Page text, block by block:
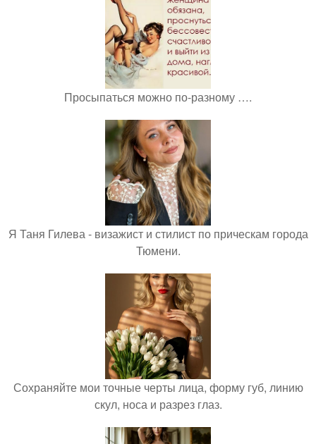
Просыпаться можно по-разному ….
Я Таня Гилева - визажист и стилист по прическам города
Тюмени.
Сохраняйте мои точные черты лица, форму губ, линию
скул, носа и разрез глаз.